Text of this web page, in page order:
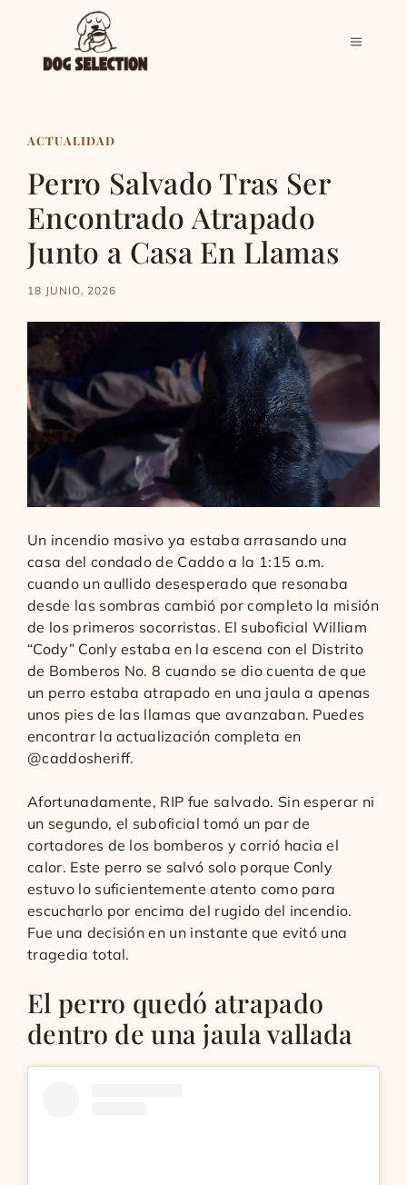
contenido
MENÚ
ACTUALIDAD
Perro Salvado Tras Ser
Encontrado Atrapado
Junto a Casa En Llamas
18 JUNIO, 2026
Un incendio masivo ya estaba arrasando una
casa del condado de Caddo a la 1:15 a.m.
cuando un aullido desesperado que resonaba
desde las sombras cambió por completo la misión
de los primeros socorristas. El suboficial William
“Cody” Conly estaba en la escena con el Distrito
de Bomberos No. 8 cuando se dio cuenta de que
un perro estaba atrapado en una jaula a apenas
unos pies de las llamas que avanzaban. Puedes
encontrar la actualización completa en
@caddosheriff.
Afortunadamente, RIP fue salvado. Sin esperar ni
un segundo, el suboficial tomó un par de
cortadores de los bomberos y corrió hacia el
calor. Este perro se salvó solo porque Conly
estuvo lo suficientemente atento como para
escucharlo por encima del rugido del incendio.
Fue una decisión en un instante que evitó una
tragedia total.
El perro quedó atrapado
dentro de una jaula vallada